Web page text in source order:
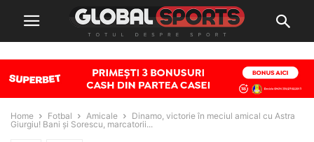
Home Fotbal Amicale
Dinamo, victorie în meciul amical cu Astra
Giurgiu! Bani și Sorescu, marcatorii...